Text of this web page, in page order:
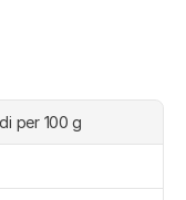
per 100 g